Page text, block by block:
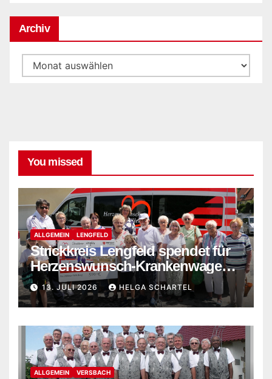
Archiv
Archiv
You missed
ALLGEMEIN LENGFELD
Strickkreis Lengfeld spendet für
Herzenswunsch-Krankenwagen
der Malteser
13. JULI 2026 HELGA SCHARTEL
ALLGEMEIN VERSBACH